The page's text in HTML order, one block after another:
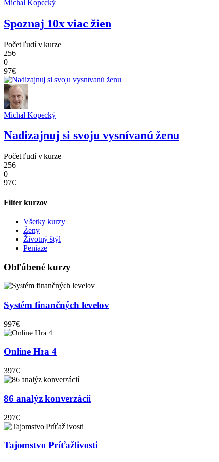
Michal Kopecký
Spoznaj 10x viac žien
Počet ľudí v kurze
256
0
97€
Michal Kopecký
Nadizajnuj si svoju vysnívanú ženu
Počet ľudí v kurze
256
0
97€
Filter kurzov
Všetky kurzy
Ženy
Životný štýl
Peniaze
Obľúbené kurzy
Systém finančných levelov
997€
Online Hra 4
397€
86 analýz konverzácií
297€
Tajomstvo Príťažlivosti